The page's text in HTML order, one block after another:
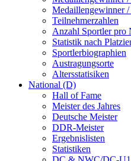
Medaillengewinner /
Teilnehmerzahlen
Anzahl Sportler pro
Statistik nach
Sportlerbiographien
Austragungsorte
Altersstatisiken
National (D)
Hall of Fame
Meister des Jahres
Deutsche Meister
DDR-Meister
Ergebnislisten
Statistiken